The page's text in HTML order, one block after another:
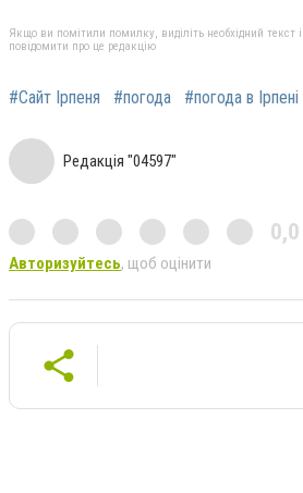
Якщо ви помітили помилку, виділіть необхідний текст
повідомити про це редакцію
#Сайт Ірпеня #погода #погода в Ірпені
Редакція "04597"
0,0
Авторизуйтесь, щоб оцінити